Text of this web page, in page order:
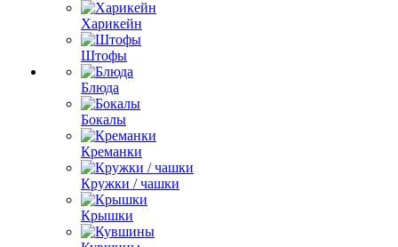
Харикейн
Штофы
Блюда
Бокалы
Креманки
Кружки / чашки
Крышки